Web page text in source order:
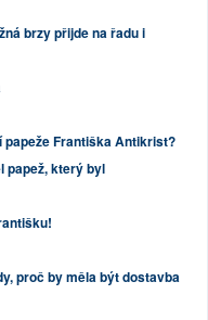
brzy přijde na řadu i
papeže Františka Antikrist?
papež, který byl
proč by měla být dostavba